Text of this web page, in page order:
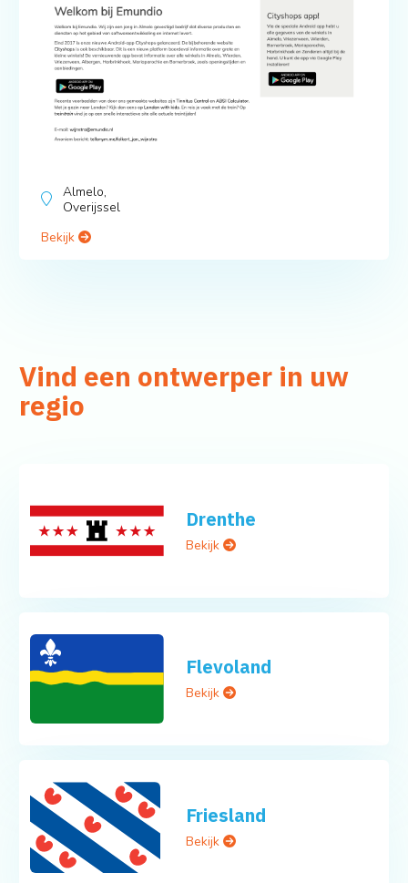
Almelo,
Overijssel
Bekijk
Vind een ontwerper in uw
regio
Drenthe
Bekijk
Flevoland
Bekijk
Friesland
Bekijk